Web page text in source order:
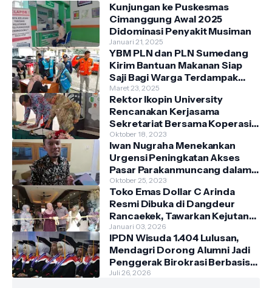
Kunjungan ke Puskesmas
Cimanggung Awal 2025
Didominasi Penyakit Musiman
Januari 21, 2025
YBM PLN dan PLN Sumedang
Kirim Bantuan Makanan Siap
Saji Bagi Warga Terdampak
Banjir Kecamatan Cimanggung
Maret 23, 2025
Rektor Ikopin University
Rencanakan Kerjasama
Sekretariat Bersama Koperasi
Indonesia
Oktober 18, 2023
Iwan Nugraha Menekankan
Urgensi Peningkatan Akses
Pasar Parakanmuncang dalam
Penanganan Stunting
Oktober 25, 2023
Toko Emas Dollar C Arinda
Resmi Dibuka di Dangdeur
Rancaekek, Tawarkan Kejutan
Spesial Grand Opening
Januari 03, 2026
IPDN Wisuda 1.404 Lulusan,
Mendagri Dorong Alumni Jadi
Penggerak Birokrasi Berbasis
Pengetahuan
Juli 26, 2026